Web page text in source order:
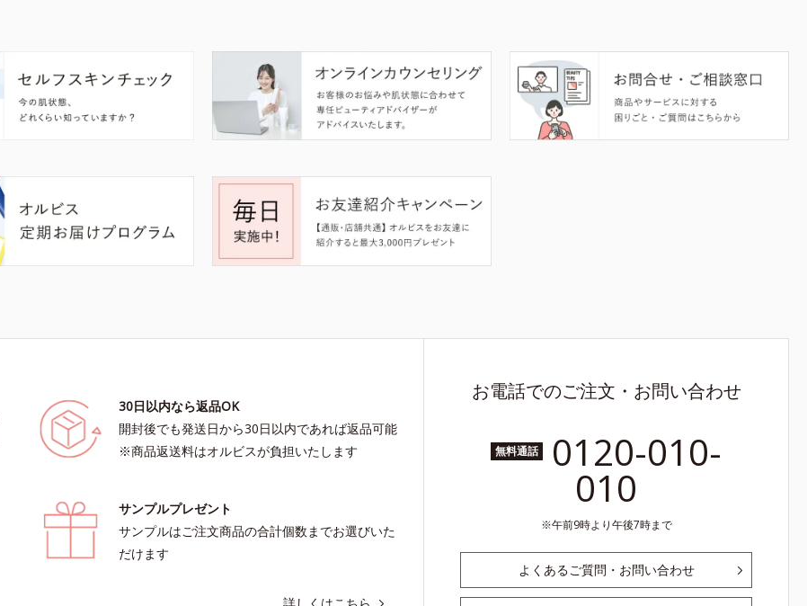
30日以内なら返品OK
開封後でも発送日から30日以内であれば返品可能
※商品返送料はオルビスが負担いたします
サンプルプレゼント
サンプルはご注文商品の合計個数までお選びいた
だけます
お電話でのご注文・お問い合わせ
無料通話 0120-010-
010
午前9時より午後7時まで
よくあるご質問・お問い合わせ